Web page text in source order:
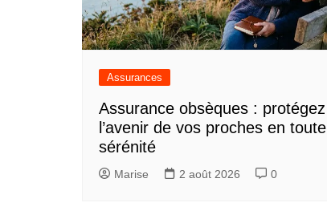
Assurances
Assurance obsèques : protégez
l’avenir de vos proches en toute
sérénité
Marise 2 août 2026 0